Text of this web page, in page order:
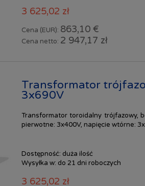
3 625,02 zł
Cena (EUR): 863,10 €
Cena netto: 2 947,17 zł
Transformator
3x690V
Transformator toroidalny trójfazowy,
pierwotne: 3x400V, napięcie wtórne:
Dostępność: duża ilość
Wysyłka w: do 21 dni roboczych
3 625,02 zł